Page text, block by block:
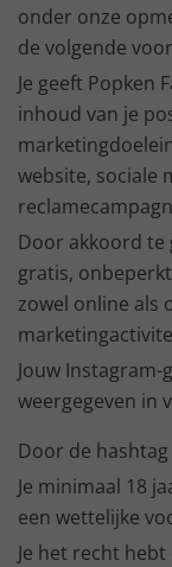
onder onze
de volgende
Je geeft Popken
inhoud van je
website, sociale
Door akkoord te
gratis,
zowel online als
Jouw
weergegeven in
Door de
Je minimaal 18
een wettelijke
Je het recht